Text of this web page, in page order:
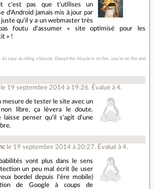
c'est pas que t'utilises un
d'Android jamais mis à jour par
qu'il y a un webmaster très
foutu d'assumer « site optimisé pour les
» !
As easy as riding a bicycle. Except the bicycle is on fire, you’re on fire and
le 19 septembre 2014 à 19:26. Évalué à 4.
mesure de tester le site avec un
libre, ça lèvera le doute.
laisse penser qu'il s'agit d'une
le 19 septembre 2014 à 20:27. Évalué à4.
vont plus dans le sens
un peu mal écrit (le user
bordel depuis l'ère mobile)
de Google à coups de